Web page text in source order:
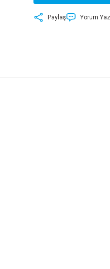
Paylaş Yorum Yaz